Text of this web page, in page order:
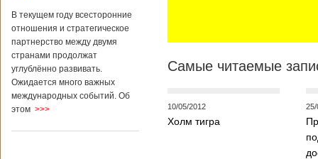
вертолета. Такое
заявление сделала
региональной
политике и
международному
сотрудничеству
государственной
корпорации
Кладов
В текущем году всесторонние
отношения и стратегическое
партнерство между двумя
странами продолжат
углублённо развивать.
Ожидается много важных
международных событий. Об
этом >>>
Самые читаемые
10/05/2012
Холм тигра
25/